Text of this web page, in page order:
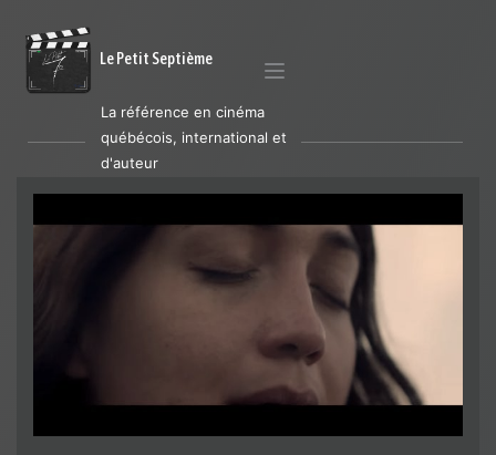
Le Petit Septième
La référence en cinéma
québécois, international et
d'auteur